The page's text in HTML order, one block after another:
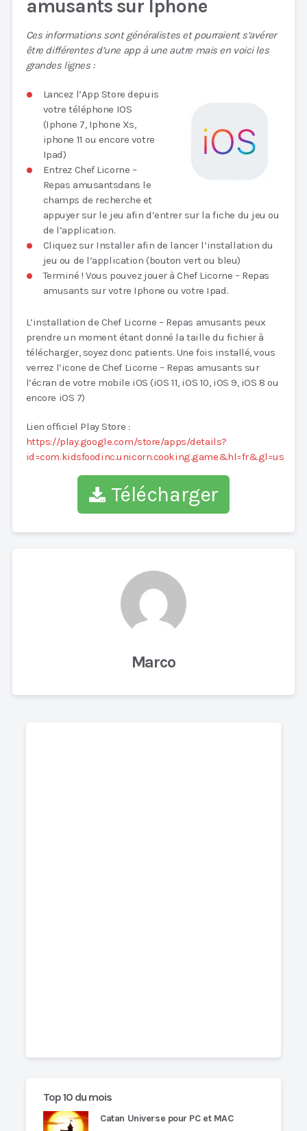
Top 10 du mois
Catan Universe pour PC et MAC
amusants sur Iphone
Ces informations sont généralistes et pourraient s’avérer
être différentes d’une app à une autre mais en voici les
grandes lignes :
Lancez l’App Store depuis
votre téléphone IOS
(Iphone 7, Iphone Xs,
iphone 11 ou encore votre
Ipad)
Entrez Chef Licorne –
Repas amusantsdans le
champs de recherche et
appuyer sur le jeu afin d’entrer sur la fiche du jeu ou
de l’application.
Cliquez sur Installer afin de lancer l’installation du
jeu ou de l’application (bouton vert ou bleu)
Terminé ! Vous pouvez jouer à Chef Licorne – Repas
amusants sur votre Iphone ou votre Ipad.
L’installation de Chef Licorne – Repas amusants peux
prendre un moment étant donné la taille du fichier à
télécharger, soyez donc patients. Une fois installé, vous
verrez l’icone de Chef Licorne – Repas amusants sur
l’écran de votre mobile iOS (iOS 11, iOS 10, iOS 9, iOS 8 ou
encore iOS 7)
Lien officiel Play Store :
https://play.google.com/store/apps/details?
id=com.kidsfoodinc.unicorn.cooking.game&hl=fr&gl=us
Télécharger
Marco